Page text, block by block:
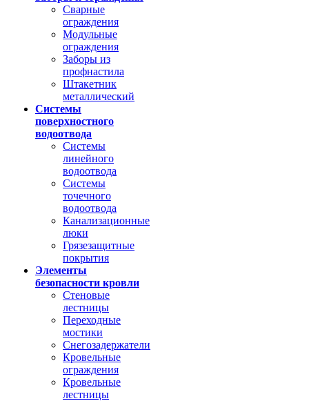
Сварные
ограждения
Модульные
ограждения
Заборы из
профнастила
Штакетник
металлический
Системы
поверхностного
водоотвода
Системы
линейного
водоотвода
Системы
точечного
водоотвода
Канализационные
люки
Грязезащитные
покрытия
Элементы
безопасности кровли
Стеновые
лестницы
Переходные
мостики
Снегозадержатели
Кровельные
ограждения
Кровельные
лестницы